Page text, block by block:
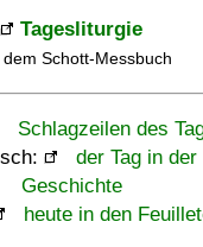
Tagesliturgie
Schott-Messbuch
Schlagzeilen des
der Tag in der
Geschichte
heute in den